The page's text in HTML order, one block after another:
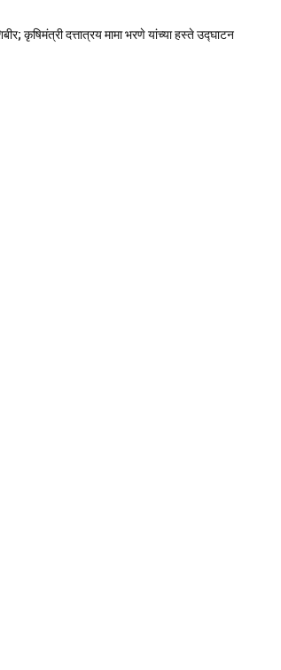
कृषिमंत्री दत्तात्रय मामा भरणे यांच्या हस्ते उद्घाटन